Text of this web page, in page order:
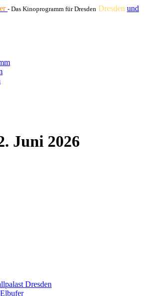
- Das Kinoprogramm für Dresden Dresden und
Juni 2026
Dresden